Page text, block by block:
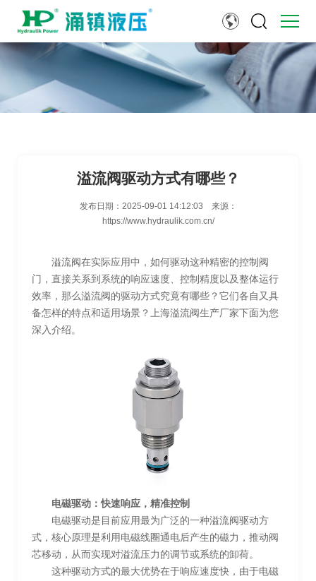
溢流阀驱动方式有哪些？
发布日期： 2025-09-01 14:12:03
来源：
https://www.hydraulik.com.cn/
溢流阀在实际应用中，如何驱动这种精密的控制阀
门，直接关系到系统的响应速度、控制精度以及整体运行
效率，那么溢流阀的驱动方式究竟有哪些？它们各自又具
备怎样的特点和适用场景？上海溢流阀生产厂家下面为您
深入介绍。
电磁驱动：快速响应，精准控制
电磁驱动是目前应用最为广泛的一种溢流阀驱动方
式，核心原理是利用电磁线圈通电后产生的磁力，推动阀
芯移动，从而实现对溢流压力的调节或系统的卸荷。
这种驱动方式的最大优势在于响应速度快，由于电磁